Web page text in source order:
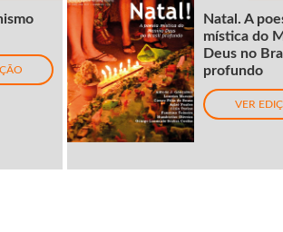
Natal. A
mística do
Deus no
profundo
VER